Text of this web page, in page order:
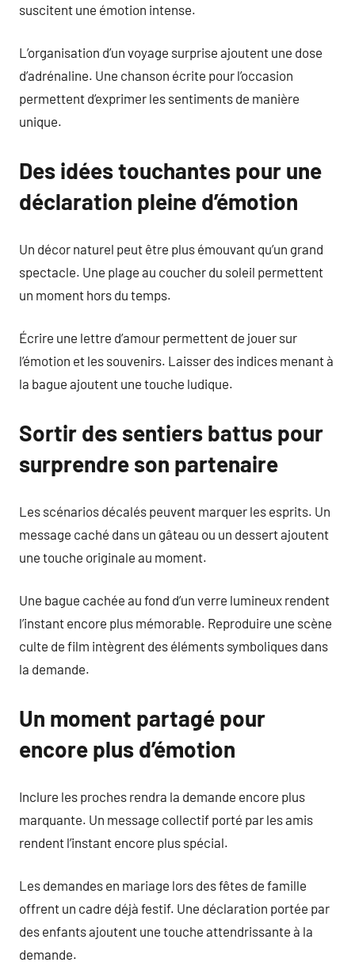
suscitent une émotion intense.
L’organisation d’un voyage surprise ajoutent une dose
d’adrénaline. Une chanson écrite pour l’occasion
permettent d’exprimer les sentiments de manière
unique.
Des idées touchantes pour une
déclaration pleine d’émotion
Un décor naturel peut être plus émouvant qu’un grand
spectacle. Une plage au coucher du soleil permettent
un moment hors du temps.
Écrire une lettre d’amour permettent de jouer sur
l’émotion et les souvenirs. Laisser des indices menant à
la bague ajoutent une touche ludique.
Sortir des sentiers battus pour
surprendre son partenaire
Les scénarios décalés peuvent marquer les esprits. Un
message caché dans un gâteau ou un dessert ajoutent
une touche originale au moment.
Une bague cachée au fond d’un verre lumineux rendent
l’instant encore plus mémorable. Reproduire une scène
culte de film intègrent des éléments symboliques dans
la demande.
Un moment partagé pour
encore plus d’émotion
Inclure les proches rendra la demande encore plus
marquante. Un message collectif porté par les amis
rendent l’instant encore plus spécial.
Les demandes en mariage lors des fêtes de famille
offrent un cadre déjà festif. Une déclaration portée par
des enfants ajoutent une touche attendrissante à la
demande.